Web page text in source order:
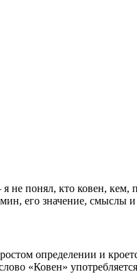
понял, кто ковен, кем,
его значение, смыслы
определении и
«Ковен»